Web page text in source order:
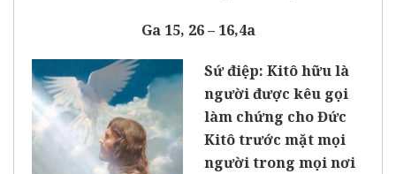
Ga 15, 26 – 16,4a
Sứ điệp: Kitô hữu là
người được kêu gọi
làm chứng cho Đức
Kitô trước mặt mọi
người trong mọi nơi